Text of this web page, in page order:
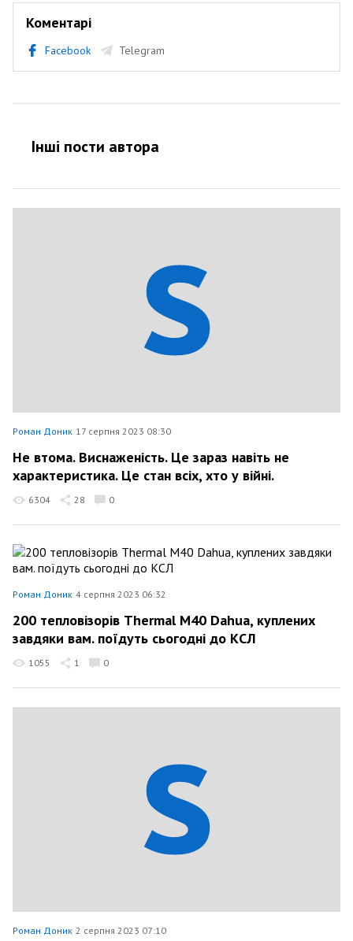
Коментарі
Facebook Telegram
Інші пости автора
Роман Доник 17 серпня 2023 08:30
Не втома. Виснаженість. Це зараз навіть не
характеристика. Це стан всіх, хто у війні.
6304 28 0
Роман Доник 4 серпня 2023 06:32
200 тепловізорів Thermal M40 Dahua, куплених
завдяки вам. поїдуть сьогодні до КСЛ
1055 1 0
Роман Доник 2 серпня 2023 07:10